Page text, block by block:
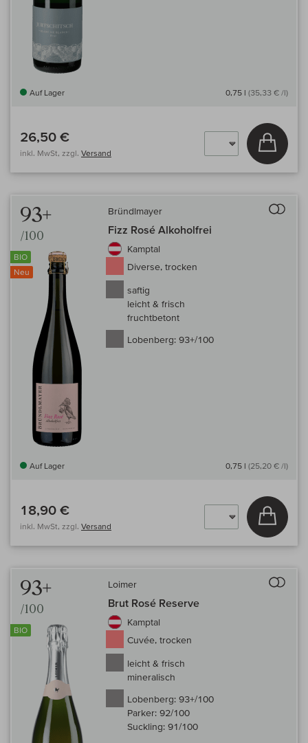
Auf Lager 0,75 l (35,33 € /l)
26,50 €
inkl. MwSt, zzgl. Versand
In
93+
/100
BIO
Neu
Bründlmayer
Fizz Rosé Alkoholfrei
Kamptal
Diverse, trocken
saftig
leicht & frisch
fruchtbetont
Lobenberg: 93+/100
Auf Lager 0,75 l (25,20 € /l)
18,90 €
inkl. MwSt, zzgl. Versand
In
93+
/100
BIO
Loimer
Brut Rosé Reserve
Kamptal
Cuvée, trocken
leicht & frisch
mineralisch
Lobenberg: 93+/100
Parker: 92/100
Suckling: 91/100